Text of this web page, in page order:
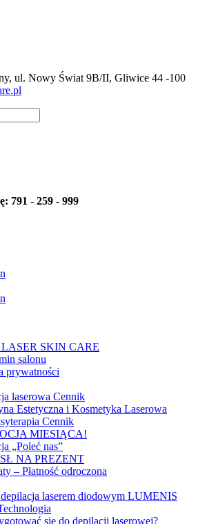
ul. Nowy Świat 9B/II, Gliwice 44 -100
791 - 259 - 999
SKIN CARE
salonu
prywatności
laserowa Cennik
Estetyczna i Kosmetyka Laserowa
Cennik
MIESIĄCA!
„Poleć nas”
NA PREZENT
– Płatność odroczona
depilacja laserem diodowym LUMENIS
się do depilacji laserowej?